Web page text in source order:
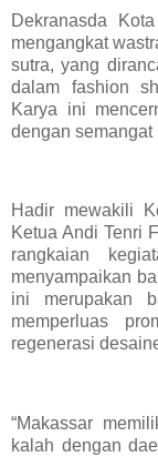
Dekranasda
mengangkat
sutra, yang
dalam fashion
Karya ini
dengan semangat
Hadir mewakili
Ketua Andi Tenri
rangkaian
menyampaikan
ini merupakan
memperluas
regenerasi
“Makassar
kalah dengan